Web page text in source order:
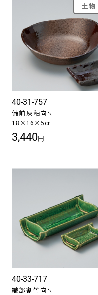
土物
40-31-757
備前灰釉向付
18×16×5㎝
3,440円
40-33-717
織部割竹向付